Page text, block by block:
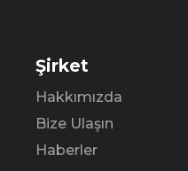
Şirket
Hakkımızda
Bize Ulaşın
Haberler